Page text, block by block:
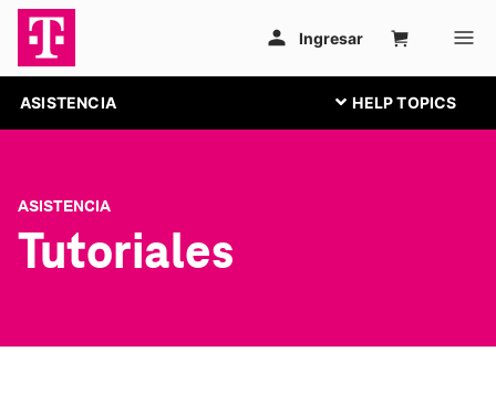
ASISTENCIA
ASISTENCIA
Tutoriales